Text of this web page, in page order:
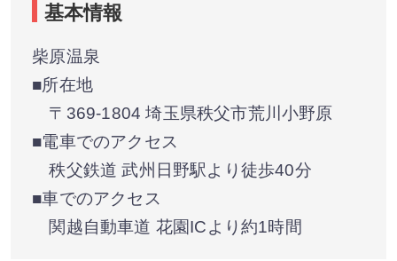
基本情報
柴原温泉
■所在地
〒369-1804 埼玉県秩父市荒川小野原
■電車でのアクセス
秩父鉄道 武州日野駅より徒歩40分
■車でのアクセス
関越自動車道 花園ICより約1時間